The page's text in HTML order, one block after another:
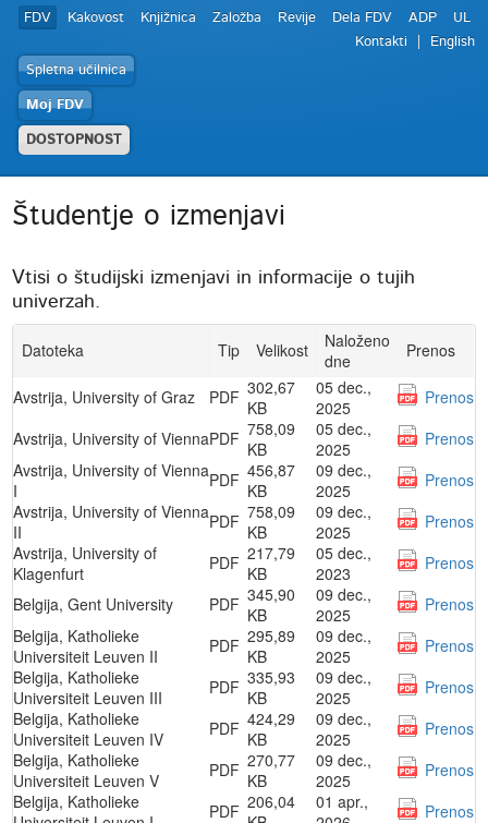
FDV Kakovost Knjižnica Založba Revije Dela FDV ADP
UL
Kontakti
English
Spletna učilnica
Moj FDV
DOSTOPNOST
Študentje o izmenjavi
Vtisi o študijski izmenjavi in informacije o tujih
univerzah.
Datoteka Tip Velikost
Naloženo
dne
Prenos
Avstrija, University of Graz PDF 302,67
KB
05 dec.,
2025
Prenos
Avstrija, University of ViennaPDF 758,09
KB
05 dec.,
2025
Prenos
Avstrija, University of Vienna
I
PDF 456,87
KB
09 dec.,
2025
Prenos
Avstrija, University of Vienna
II
PDF 758,09
KB
09 dec.,
2025
Prenos
Avstrija, University of
Klagenfurt
PDF 217,79
KB
05 dec.,
2023
Prenos
Belgija, Gent University
PDF 345,90
KB
09 dec.,
2025
Prenos
Belgija, Katholieke
Universiteit Leuven II
PDF 295,89
KB
09 dec.,
2025
Prenos
Belgija, Katholieke
Universiteit Leuven III
PDF 335,93
KB
09 dec.,
2025
Prenos
Belgija, Katholieke
Universiteit Leuven IV
PDF 424,29
KB
09 dec.,
2025
Prenos
Belgija, Katholieke
Universiteit Leuven V
PDF 270,77
KB
09 dec.,
2025
Prenos
Belgija, Katholieke
PDF 206,04
01 apr.,
Prenos